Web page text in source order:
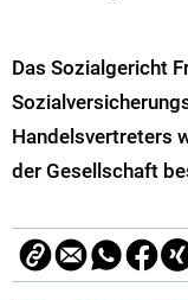
Das Sozialgericht
Handelsvertreters
der Gesellschaft